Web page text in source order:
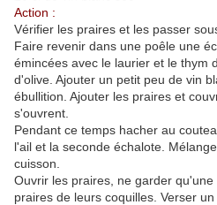
Action :
Vérifier les praires et les passer
Faire revenir dans une poêle une
émincées avec le laurier et le thym
d'olive. Ajouter un petit peu de vin
ébullition. Ajouter les praires et
s'ouvrent.
Pendant ce temps hacher au
l'ail et la seconde échalote.
cuisson.
Ouvrir les praires, ne garder
praires de leurs coquilles. Verser